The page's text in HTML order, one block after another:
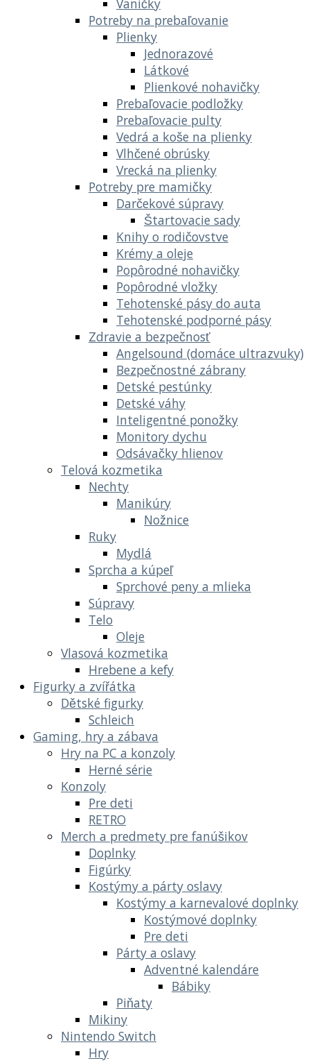
Potreby na prebaľovanie
Plienky
Jednorazové
Látkové
Plienkové nohavičky
Prebaľovacie podložky
Prebaľovacie pulty
Vedrá a koše na plienky
Vlhčené obrúsky
Vrecká na plienky
Potreby pre mamičky
Darčekové súpravy
Štartovacie sady
Knihy o rodičovstve
Krémy a oleje
Popôrodné nohavičky
Popôrodné vložky
Tehotenské pásy do auta
Tehotenské podporné pásy
Zdravie a bezpečnosť
Angelsound (domáce ultrazvuky)
Bezpečnostné zábrany
Detské pestúnky
Detské váhy
Inteligentné ponožky
Monitory dychu
Odsávačky hlienov
Telová kozmetika
Nechty
Manikúry
Nožnice
Ruky
Mydlá
Sprcha a kúpeľ
Sprchové peny a mlieka
Súpravy
Telo
Oleje
Vlasová kozmetika
Hrebene a kefy
Figurky a zvířátka
Dětské figurky
Schleich
Gaming, hry a zábava
Hry na PC a konzoly
Herné série
Konzoly
Pre deti
RETRO
Merch a predmety pre fanúšikov
Doplnky
Figúrky
Kostýmy a párty oslavy
Kostýmy a karnevalové doplnky
Kostýmové doplnky
Pre deti
Párty a oslavy
Adventné kalendáre
Bábiky
Piňaty
Mikiny
Nintendo Switch
Hry